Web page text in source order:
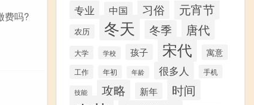
费吗?
专业 中国 习俗 元宵节
农历 冬天 冬季 唐代
大学 学校 孩子 宋代 寓意
工作 年初 年龄 很多人 手机
技能 攻略 新年 时间